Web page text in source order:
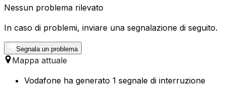
Nessun problema rilevato
In caso di problemi, inviare una segnalazione di seguito.
Segnala un problema
Mappa attuale
Vodafone ha generato 1 segnale di interruzione